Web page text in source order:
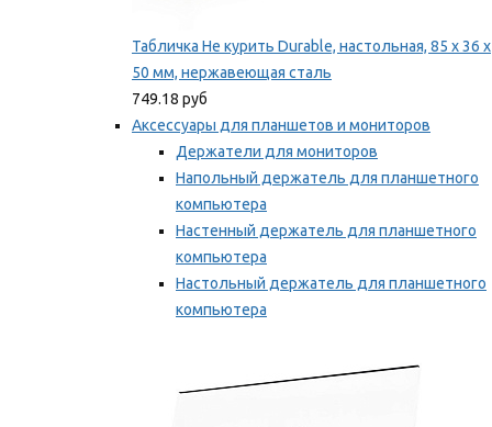
Табличка Не курить Durable, настольная, 85 x 36 x
50 мм, нержавеющая сталь
749.18 руб
Аксессуары для планшетов и мониторов
Держатели для мониторов
Напольный держатель для планшетного
компьютера
Настенный держатель для планшетного
компьютера
Настольный держатель для планшетного
компьютера